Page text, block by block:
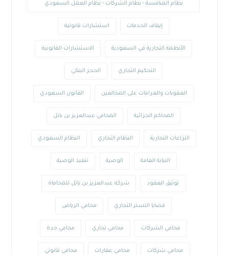
نظام المنافسة - نظام الشركات - نظام العمل السعودي
إيقاف الخدمات استشارات قانونية
الأنظمة التجارية في السعودية الاستشارات القانونية
التحكيم التجاري الحجز البنكي
العقوبات والغرامات على المخالفين القانون السعودي
المحاكم الجزائية المحامي عبدالعزيز بن باتل
النزاعات التجارية النظام التجاري النظام السعودي
النيابة العامة الوصية تنفيذ الوصية
توثيق العقود شركة عبدالعزيز بن باتل للمحاماة
قضايا التستر التجاري محامي الرياض
محامي الشركات محامي تجاري محامي جدة
محامي شركات محامي عقارات محامي قانوني